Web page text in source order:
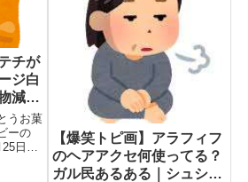
チが
ジ白
減ら
うお菓
ーの
25日以
【爆笑トピ画】アラフィフ
のヘアアクセ何使ってる？
ガル民あるある｜シュシ